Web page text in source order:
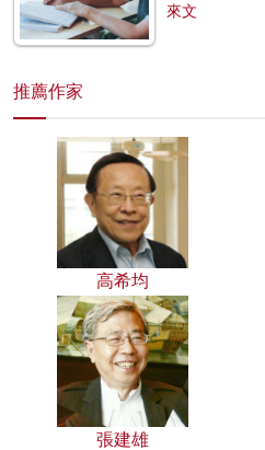
來文
推薦作家
高希均
張建雄